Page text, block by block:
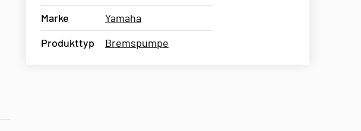
Marke
Yamaha
Produkttyp
Bremspumpe